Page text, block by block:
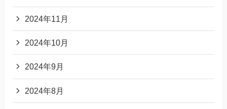
2024年11月
2024年10月
2024年9月
2024年8月